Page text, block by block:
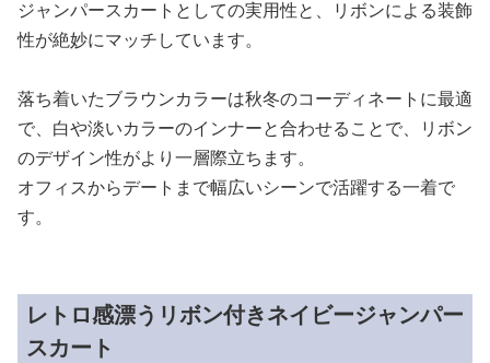
ジャンパースカートとしての実用性と、リボンによる装飾
性が絶妙にマッチしています。
落ち着いたブラウンカラーは秋冬のコーディネートに最適
で、白や淡いカラーのインナーと合わせることで、リボン
のデザイン性がより一層際立ちます。
オフィスからデートまで幅広いシーンで活躍する一着で
す。
レトロ感漂うリボン付きネイビージャンパー
スカート